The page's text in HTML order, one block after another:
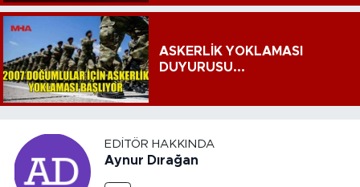
ASKERLİK YOKLAMASI
DUYURUSU...
EDITÖR HAKKINDA
Aynur Dırağan